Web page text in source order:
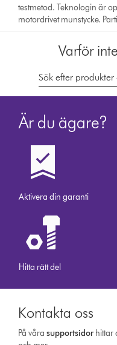
testmetod. Teknologin är
motordrivet munstycke.
Varför
Är du ägare?
Aktivera din garanti
Hitta rätt del
Kontakta oss
På vårasupport­sidor hittar